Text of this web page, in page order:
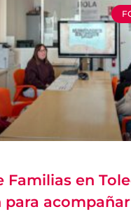
Familias en